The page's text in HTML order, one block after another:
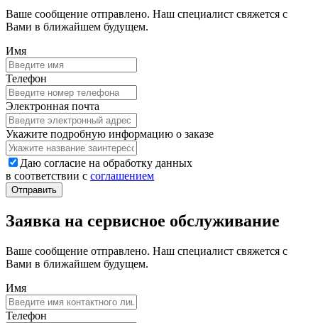
Ваше сообщение отправлено. Наш специалист свяжется с
Вами в ближайшем будущем.
Имя
Телефон
Электронная почта
Укажите подробную информацию о заказе
Даю согласие на обработку данных
в соответствии с соглашением
Заявка на сервисное обслуживание
Ваше сообщение отправлено. Наш специалист свяжется с
Вами в ближайшем будущем.
Имя
Телефон